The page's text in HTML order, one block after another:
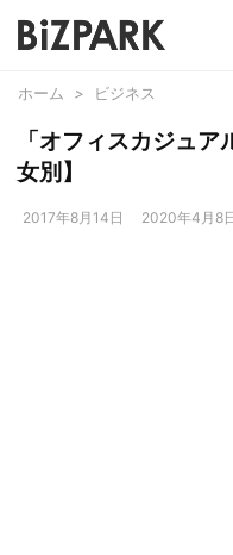
ホーム > ビジネス
「オフィスカジュ
女別】
2017年8月14日 2020年4月8